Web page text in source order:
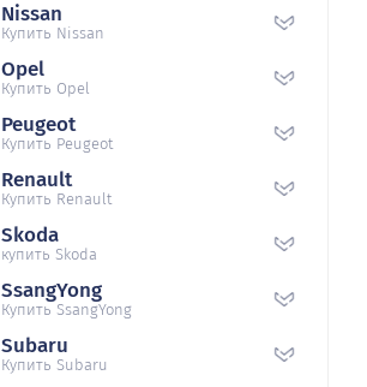
Nissan
Купить Nissan
Opel
Купить Opel
Peugeot
Купить Peugeot
Renault
Купить Renault
Skoda
купить Skoda
SsangYong
Купить SsangYong
Subaru
Купить Subaru